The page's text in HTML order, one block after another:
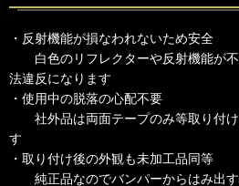
・反射機能が損なわれないため安全
白色のリフレクターや反射機能が不
法違反になります
・使用中の脱落の心配不要
社外品は両面テープのみ等取り付け
す
・取り付け後の外観も未加工品同等
純正品なのでバンパーからはみ出す